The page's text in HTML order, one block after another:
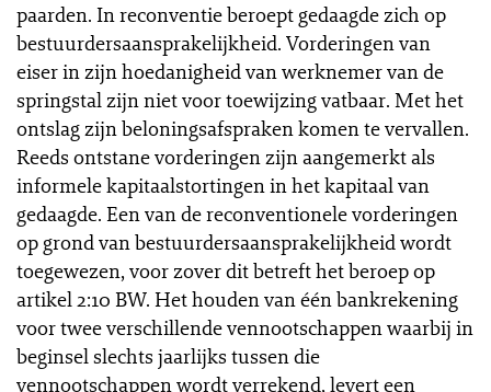
paarden. In reconventie beroept gedaagde zich op
bestuurdersaansprakelijkheid. Vorderingen van
eiser in zijn hoedanigheid van werknemer van de
springstal zijn niet voor toewijzing vatbaar. Met het
ontslag zijn beloningsafspraken komen te vervallen.
Reeds ontstane vorderingen zijn aangemerkt als
informele kapitaalstortingen in het kapitaal van
gedaagde. Een van de reconventionele vorderingen
op grond van bestuurdersaansprakelijkheid wordt
toegewezen, voor zover dit betreft het beroep op
artikel 2:10 BW. Het houden van één bankrekening
voor twee verschillende vennootschappen waarbij in
beginsel slechts jaarlijks tussen die
vennootschappen wordt verrekend, levert een